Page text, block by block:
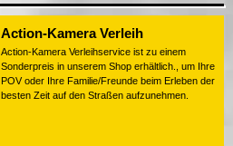
Action-Kamera Verleih
Action-Kamera Verleihservice ist zu einem
Sonderpreis in unserem Shop erhältlich., um Ihre
POV oder Ihre Familie/Freunde beim Erleben der
besten Zeit auf den Straßen aufzunehmen.